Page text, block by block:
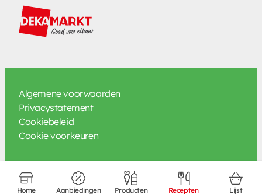
Algemene voorwaarden
Privacystatement
Cookiebeleid
Cookie voorkeuren
Home Aanbiedingen Producten Recepten Lijst